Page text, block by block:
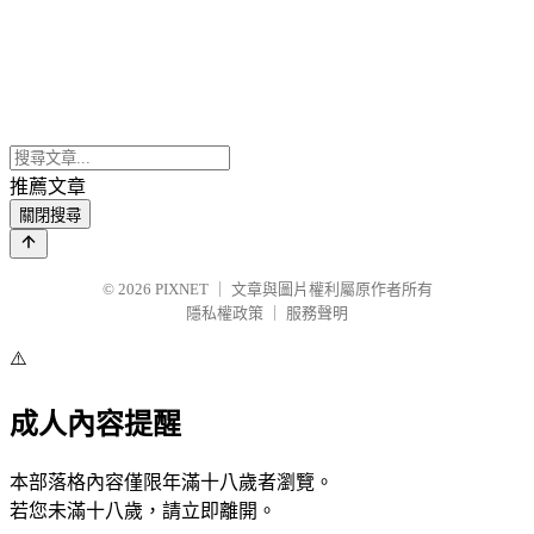
推薦文章
關閉搜尋
© 2026 PIXNET
文章與圖片權利屬原作者所有
隱私權政策
服務聲明
⚠️
成人內容提醒
本部落格內容僅限年滿十八歲者瀏覽。
若您未滿十八歲，請立即離開。